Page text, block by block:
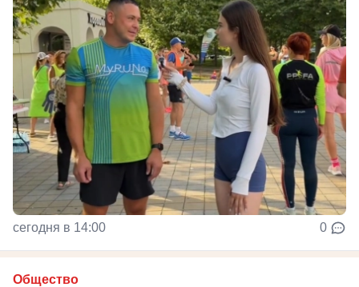
сегодня в 14:00 0
Общество